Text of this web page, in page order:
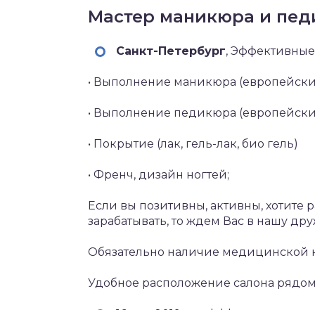
Мастер маникюра и
Санкт-Петербург‎,
• Выполнение маникюра
• Выполнение педикюра
• Покрытие (лак, гель-лак, био гель)
• Френч, дизайн ногтей;
Если вы позитивны, активны, хотите
зарабатывать, то ждем Вас в нашу
Обязательно наличие медицинской
Удобное расположение салона